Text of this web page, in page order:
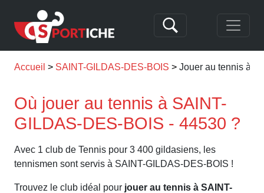
Accueil SAINT-GILDAS-DES-BOIS Jouer au tennis à
Où jouer au tennis à SAINT-
GILDAS-DES-BOIS - 44530 ?
Avec 1 club de Tennis pour 3 400 gildasiens, les
tennismen sont servis à SAINT-GILDAS-DES-BOIS !
Trouvez le club idéal pour jouer au tennis à SAINT-